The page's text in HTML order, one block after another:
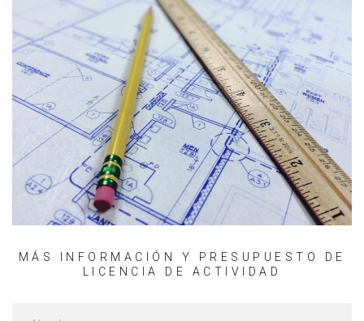
MÁS INFORMACIÓN Y PRESUPUESTO DE
LICENCIA DE ACTIVIDAD